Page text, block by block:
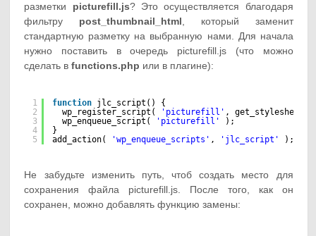
разметки picturefill.js? Это осуществляется благодаря
фильтру post_thumbnail_html, который заменит
стандартную разметку на выбранную нами. Для начала
нужно поставить в очередь picturefill.js (что можно
сделать вfunctions.php или в плагине):
1
2
3
4
5
function jlc_script() {
wp_register_script(
'picturefill' ,
wp_enqueue_script(
'picturefill'
);
}
add_action(
'wp_enqueue_scripts' , 'jlc_script' );
Не забудьте изменить путь, чтоб создать место для
сохранения файла picturefill.js. После того, как он
сохранен, можно добавлять функцию замены: